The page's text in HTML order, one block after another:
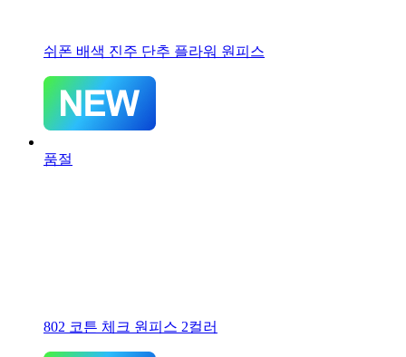
쉬폰 배색 진주 단추 플라워 원피스
품절
802 코튼 체크 원피스 2컬러